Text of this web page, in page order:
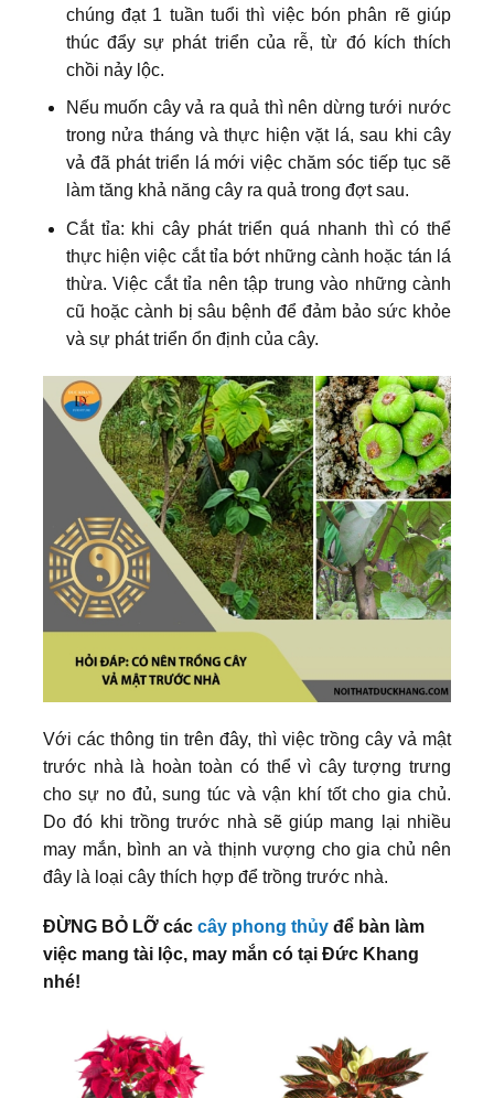
chúng đạt 1 tuần tuổi thì việc bón phân rẽ giúp
thúc đẩy sự phát triển của rễ, từ đó kích thích
chồi nảy lộc.
Nếu muốn cây vả ra quả thì nên dừng tưới nước
trong nửa tháng và thực hiện vặt lá, sau khi cây
vả đã phát triển lá mới việc chăm sóc tiếp tục sẽ
làm tăng khả năng cây ra quả trong đợt sau.
Cắt tỉa: khi cây phát triển quá nhanh thì có thể
thực hiện việc cắt tỉa bớt những cành hoặc tán lá
thừa. Việc cắt tỉa nên tập trung vào những cành
cũ hoặc cành bị sâu bệnh để đảm bảo sức khỏe
và sự phát triển ổn định của cây.
Với các thông tin trên đây, thì việc trồng cây vả mật
trước nhà là hoàn toàn có thể vì cây tượng trưng
cho sự no đủ, sung túc và vận khí tốt cho gia chủ.
Do đó khi trồng trước nhà sẽ giúp mang lại nhiều
may mắn, bình an và thịnh vượng cho gia chủ nên
đây là loại cây thích hợp để trồng trước nhà.
ĐỪNG BỎ LỠ các cây phong thủy để bàn làm
việc mang tài lộc, may mắn có tại Đức Khang
nhé!